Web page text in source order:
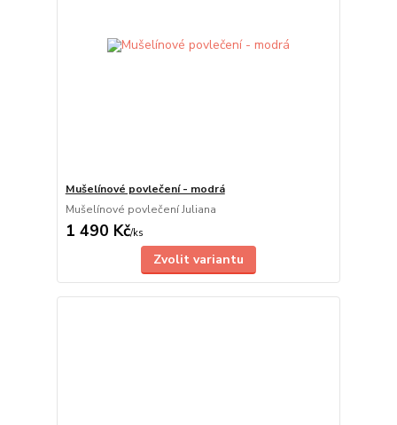
Mušelínové povlečení - modrá
Mušelínové povlečení Juliana
1 490 Kč/ks
Zvolit variantu